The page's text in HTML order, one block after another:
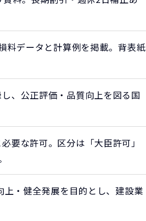
料データと計算例を掲載。背表紙
、公正評価・品質向上を図る国
要な許可。区分は「大臣許可」
・健全発展を目的とし、建設業